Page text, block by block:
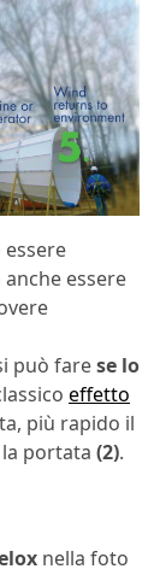
essere
può farese lo
effetto
più rapido il
portata (2).
nella foto